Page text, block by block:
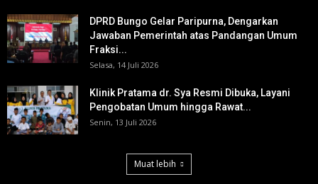
DPRD Bungo Gelar Paripurna, Dengarkan
Jawaban Pemerintah atas Pandangan Umum
Fraksi...
Selasa, 14 Juli 2026
Klinik Pratama dr. Sya Resmi Dibuka, Layani
Pengobatan Umum hingga Rawat...
Senin, 13 Juli 2026
Muat lebih